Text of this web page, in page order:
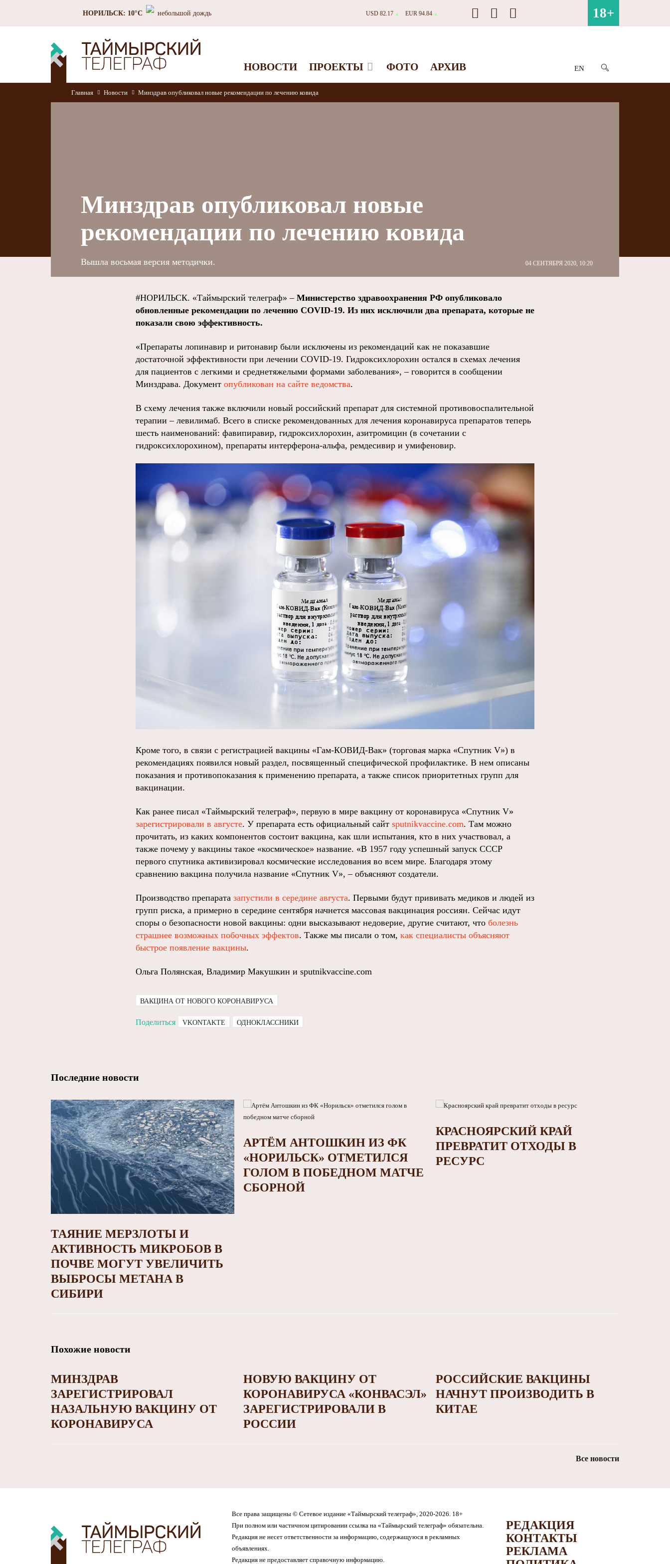
НОРИЛЬСК: 10°C небольшой дождь USD 82.17 ▲ EUR 94.84 ▲ 18+
НОВОСТИ ПРОЕКТЫ ФОТО АРХИВ EN
Главная Новости Минздрав опубликовал новые рекомендации по лечению ковида
Минздрав опубликовал новые
рекомендации по лечению ковида
04 СЕНТЯБРЯ 2020, 10:20
Вышла восьмая версия методички.
#НОРИЛЬСК. «Таймырский телеграф» – Министерство здравоохранения РФ опубликовало
обновленные рекомендации по лечению COVID-19. Из них исключили два препарата, которые не
показали свою эффективность.
«Препараты лопинавир и ритонавир были исключены из рекомендаций как не показавшие
достаточной эффективности при лечении COVID-19. Гидроксихлорохин остался в схемах лечения
для пациентов с легкими и среднетяжелыми формами заболевания», – говорится в сообщении
Минздрава. Документ опубликован на сайте ведомства.
В схему лечения также включили новый российский препарат для системной противовоспалительной
терапии – левилимаб. Всего в списке рекомендованных для лечения коронавируса препаратов теперь
шесть наименований: фавипиравир, гидроксихлорохин, азитромицин (в сочетании с
гидроксихлорохином), препараты интерферона-альфа, ремдесивир и умифеновир.
Кроме того, в связи с регистрацией вакцины «Гам-КОВИД-Вак» (торговая марка «Спутник V») в
рекомендациях появился новый раздел, посвященный специфической профилактике. В нем описаны
показания и противопоказания к применению препарата, а также список приоритетных групп для
вакцинации.
Как ранее писал «Таймырский телеграф», первую в мире вакцину от коронавируса «Спутник V»
зарегистрировали в августе. У препарата есть официальный сайт sputnikvaccine.com. Там можно
прочитать, из каких компонентов состоит вакцина, как шли испытания, кто в них участвовал, а
также почему у вакцины такое «космическое» название. «В 1957 году успешный запуск СССР
первого спутника активизировал космические исследования во всем мире. Благодаря этому
сравнению вакцина получила название «Спутник V», – объясняют создатели.
Производство препарата запустили в середине августа. Первыми будут прививать медиков и людей из
групп риска, а примерно в середине сентября начнется массовая вакцинация россиян. Сейчас идут
споры о безопасности новой вакцины: одни высказывают недоверие, другие считают, что болезнь
страшнее возможных побочных эффектов. Также мы писали о том, как специалисты объясняют
быстрое появление вакцины.
Ольга Полянская, Владимир Макушкин и sputnikvaccine.com
ВАКЦИНА ОТ НОВОГО КОРОНАВИРУСА
Поделиться VKONTAKTE ОДНОКЛАССНИКИ
Последние новости
ТАЯНИЕ МЕРЗЛОТЫ И
АКТИВНОСТЬ МИКРОБОВ В
ПОЧВЕ МОГУТ УВЕЛИЧИТЬ
ВЫБРОСЫ МЕТАНА В
СИБИРИ
АРТЁМ АНТОШКИН ИЗ ФК
«НОРИЛЬСК» ОТМЕТИЛСЯ
ГОЛОМ В ПОБЕДНОМ МАТЧЕ
СБОРНОЙ
КРАСНОЯРСКИЙ КРАЙ
ПРЕВРАТИТ ОТХОДЫ В
РЕСУРС
Похожие новости
МИНЗДРАВ
ЗАРЕГИСТРИРОВАЛ
НАЗАЛЬНУЮ ВАКЦИНУ ОТ
КОРОНАВИРУСА
НОВУЮ ВАКЦИНУ ОТ
КОРОНАВИРУСА «КОНВАСЭЛ»
ЗАРЕГИСТРИРОВАЛИ В
РОССИИ
РОССИЙСКИЕ ВАКЦИНЫ
НАЧНУТ ПРОИЗВОДИТЬ В
КИТАЕ
Все новости
Все права защищены © Сетевое издание «Таймырский телеграф», 2020-2026. 18+
При полном или частичном цитировании ссылка на «Таймырский телеграф» обязательна.
Редакция не несет ответственности за информацию, содержащуюся в рекламных
объявлениях.
Редакция не предоставляет справочную информацию.
РЕДАКЦИЯ
КОНТАКТЫ
РЕКЛАМА